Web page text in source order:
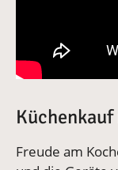
Freude am